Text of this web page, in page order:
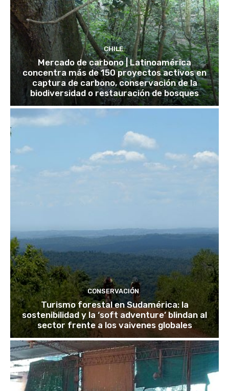
CHILE
Mercado de carbono | Latinoamérica
concentra más de 150 proyectos activos en
captura de carbono, conservación de la
biodiversidad o restauración de bosques
CONSERVACIÓN
Turismo forestal en Sudamérica: la
sostenibilidad y la ‘soft adventure’ blindan al
sector frente a los vaivenes globales